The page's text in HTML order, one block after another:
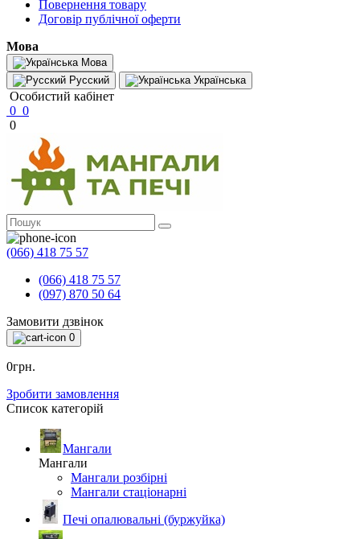
Повернення товару
Договір публічної оферти
Мова
Мова
Русский
Українська
Особистий кабінет
0 0
0
(066) 418 75 57
(066) 418 75 57
(097) 870 50 64
Замовити дзвінок
0
0грн.
Зробити замовлення
Список категорій
Мангали
Мангали
Мангали розбірні
Мангали стаціонарні
Печі опалювальні (буржуйка)